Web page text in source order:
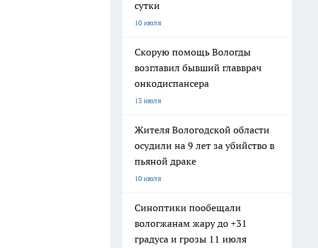
сутки
10 июля
Скорую помощь Вологды
возглавил бывший главврач
онкодиспансера
13 июля
Жителя Вологодской области
осудили на 9 лет за убийство в
пьяной драке
10 июля
Синоптики пообещали
вологжанам жару до +31
градуса и грозы 11 июля